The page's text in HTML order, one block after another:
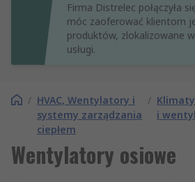
Firma Distrelec połączyła
móc zaoferować klientom
produktów, zlokalizowane
usługi.
/ HVAC, Wentylatory i
systemy zarządzania
ciepłem
/
i
Wentylatory osiowe